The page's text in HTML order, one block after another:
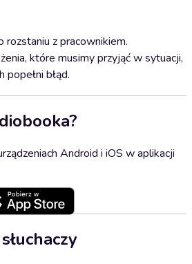
rozstaniu z pracownikiem.
które musimy przyjąć w sytuacji,
błąd.
Android i iOS w aplikacji